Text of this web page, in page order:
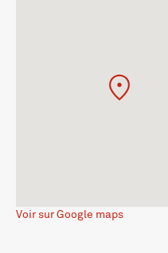
Voir sur Google maps